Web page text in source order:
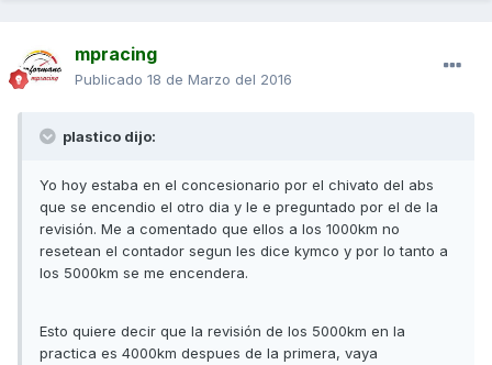
mpracing
Publicado 18 de Marzo del 2016
plastico dijo:
Yo hoy estaba en el concesionario por el chivato del abs
que se encendio el otro dia y le e preguntado por el de la
revisión. Me a comentado que ellos a los 1000km no
resetean el contador segun les dice kymco y por lo tanto a
los 5000km se me encendera.
Esto quiere decir que la revisión de los 5000km en la
practica es 4000km despues de la primera, vaya